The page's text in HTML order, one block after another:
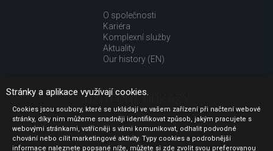
O společnosti
Kariéra
Komplexní služby
Aktuality
Our history (EN)
UŽITEČNÉ ODKAZY
Jak nakupovat
Obchodní podmínky
GDPR - ochrana osobních údajů
Stránky a aplikace využívají cookies.
Cookies jsou soubory, které se ukládají ve vašem zařízení při načtení webové
stránky, díky nim můžeme snadněji identifikovat způsob, jakým pracujete s
webovými stránkami, vstřícněji s vámi komunikovat, odhalit podvodné
chování nebo cílit marketingové aktivity. Typy cookies a podrobnější
informace naleznete popsané níže, můžete si zde zvolit svou preferovanou